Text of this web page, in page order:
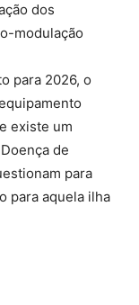
dos
modulação
para 2026, o
existe um
de
para
para aquela ilha